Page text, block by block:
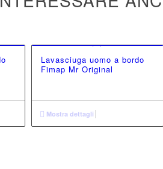
Lavasciuga uomo a bordo
Fimap Mr Original
Mostra dettagli